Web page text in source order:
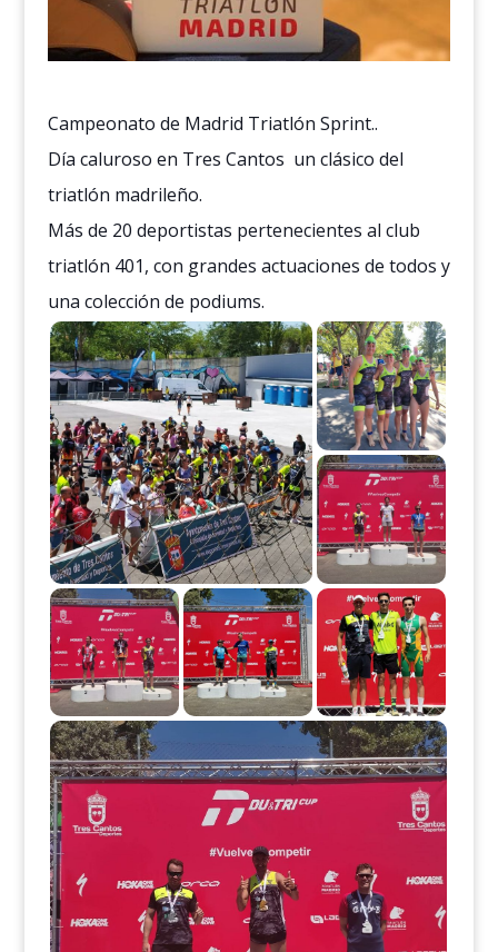
Campeonato de Madrid Triatlón Sprint..
Día caluroso en Tres Cantos un clásico del
triatlón madrileño.
Más de 20 deportistas pertenecientes al club
triatlón 401, con grandes actuaciones de todos y
una colección de podiums.